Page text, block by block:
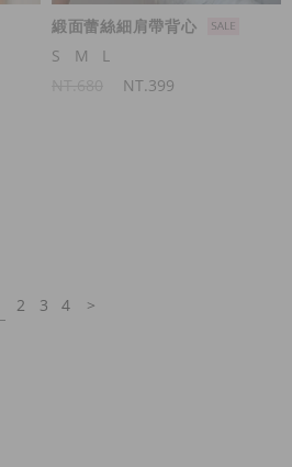
緞面蕾絲細肩帶背心
S
M
L
NT.399
2 3 4